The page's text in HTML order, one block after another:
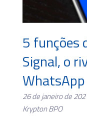
5 funções
Signal, o
WhatsApp
26 de janeiro de
Krypton BPO